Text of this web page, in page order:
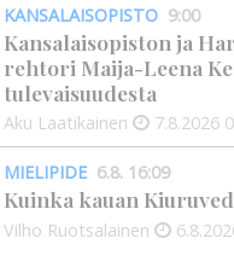
KANSALAISOPISTO 9:00
Kansalaisopiston ja
rehtori Maija-Leena
tulevaisuudesta
Aku Laatikainen 7.8.2026
MIELIPIDE 6.8. 16:09
Kuinka kauan
Vilho Ruotsalainen